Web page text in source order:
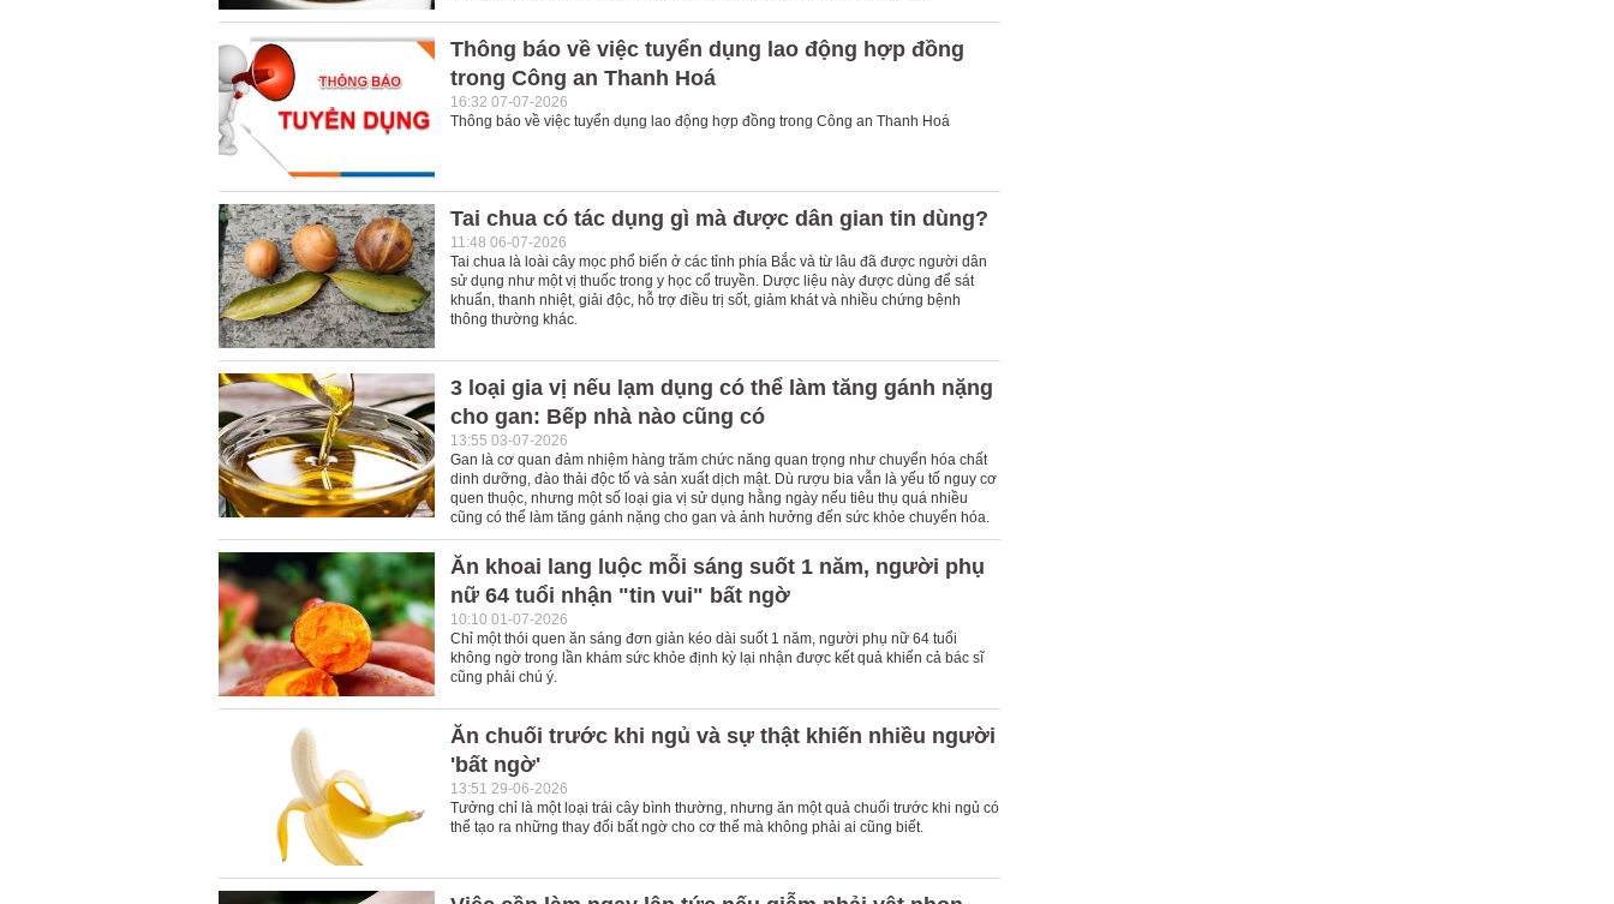
Thông báo về việc tuyển dụng lao động hợp đồng
trong Công an Thanh Hoá
16:32 07-07-2026
Thông báo về việc tuyển dụng lao động hợp đồng trong Công an Thanh Hoá
Tai chua có tác dụng gì mà được dân gian tin dùng?
11:48 06-07-2026
Tai chua là loài cây mọc phổ biến ở các tỉnh phía Bắc và từ lâu đã được người dân
sử dụng như một vị thuốc trong y học cổ truyền. Dược liệu này được dùng để sát
khuẩn, thanh nhiệt, giải độc, hỗ trợ điều trị sốt, giảm khát và nhiều chứng bệnh
thông thường khác.
3 loại gia vị nếu lạm dụng có thể làm tăng gánh nặng
cho gan: Bếp nhà nào cũng có
13:55 03-07-2026
Gan là cơ quan đảm nhiệm hàng trăm chức năng quan trọng như chuyển hóa chất
dinh dưỡng, đào thải độc tố và sản xuất dịch mật. Dù rượu bia vẫn là yếu tố nguy cơ
quen thuộc, nhưng một số loại gia vị sử dụng hằng ngày nếu tiêu thụ quá nhiều
cũng có thể làm tăng gánh nặng cho gan và ảnh hưởng đến sức khỏe chuyển hóa.
Ăn khoai lang luộc mỗi sáng suốt 1 năm, người phụ
nữ 64 tuổi nhận "tin vui" bất ngờ
10:10 01-07-2026
Chỉ một thói quen ăn sáng đơn giản kéo dài suốt 1 năm, người phụ nữ 64 tuổi
không ngờ trong lần khám sức khỏe định kỳ lại nhận được kết quả khiến cả bác sĩ
cũng phải chú ý.
Ăn chuối trước khi ngủ và sự thật khiến nhiều người
'bất ngờ'
13:51 29-06-2026
Tưởng chỉ là một loại trái cây bình thường, nhưng ăn một quả chuối trước khi ngủ có
thể tạo ra những thay đổi bất ngờ cho cơ thể mà không phải ai cũng biết.